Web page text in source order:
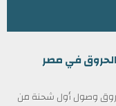
الحروق في مصر
وصول أول شحنة من